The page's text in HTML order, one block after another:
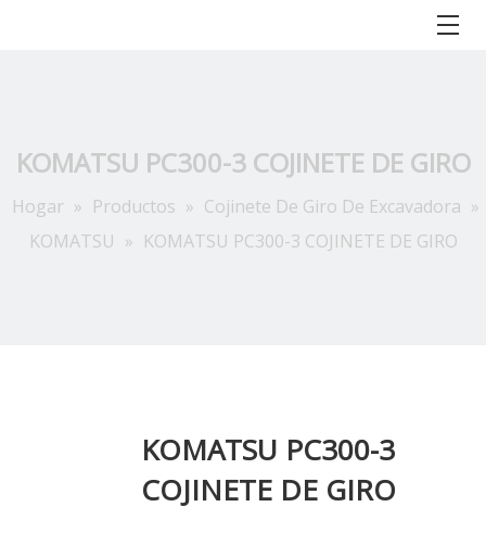
KOMATSU PC300-3 COJINETE DE GIRO
Hogar » Productos » Cojinete De Giro De Excavadora »
KOMATSU » KOMATSU PC300-3 COJINETE DE GIRO
KOMATSU PC300-3
COJINETE DE GIRO